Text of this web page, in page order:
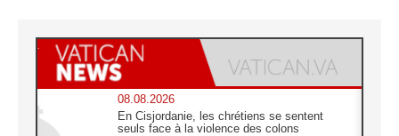
08.08.2026
En Cisjordanie, les chrétiens se sentent
seuls face à la violence des colons